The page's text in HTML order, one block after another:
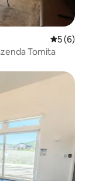
5 de
5 (6)
Tomita